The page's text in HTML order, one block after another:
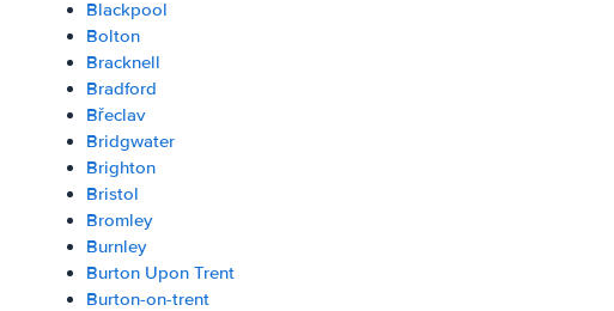
Blackpool
Bolton
Bracknell
Bradford
Břeclav
Bridgwater
Brighton
Bristol
Bromley
Burnley
Burton Upon Trent
Burton-on-trent